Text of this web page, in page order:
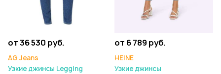
от 36 530 руб.
AG Jeans
Узкие джинсы Legging
от 6 789 руб.
HEINE
Узкие джинсы